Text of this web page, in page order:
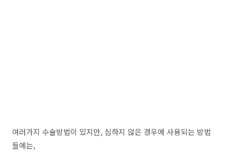
여러가지 수술방법이 있지만, 심하지 않은 경우에 사용되는 방법
들에는,